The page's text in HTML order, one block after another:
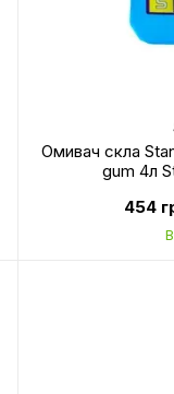
Омивач скла
gum 4л
454